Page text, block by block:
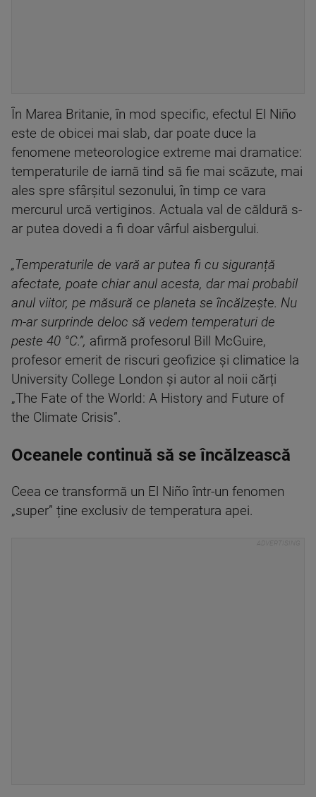
În Marea Britanie, în mod specific, efectul El Niño
este de obicei mai slab, dar poate duce la
fenomene meteorologice extreme mai dramatice:
temperaturile de iarnă tind să fie mai scăzute, mai
ales spre sfârșitul sezonului, în timp ce vara
mercurul urcă vertiginos. Actuala val de căldură s-
ar putea dovedi a fi doar vârful aisbergului.
„Temperaturile de vară ar putea fi cu siguranță
afectate, poate chiar anul acesta, dar mai probabil
anul viitor, pe măsură ce planeta se încălzește. Nu
m-ar surprinde deloc să vedem temperaturi de
peste 40 °C.”, afirmă profesorul Bill McGuire,
profesor emerit de riscuri geofizice și climatice la
University College London și autor al noii cărți
„The Fate of the World: A History and Future of
the Climate Crisis”.
Oceanele continuă să se încălzească
Ceea ce transformă un El Niño într-un fenomen
„super” ține exclusiv de temperatura apei.